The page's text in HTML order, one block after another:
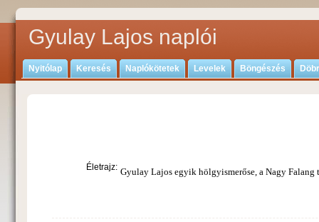
Gyulay Lajos naplói
Nyitólap Keresés Naplókötetek Levelek Böngészés
Életrajz: Gyulay Lajos egyik hölgyismerőse, a Nagy Falang